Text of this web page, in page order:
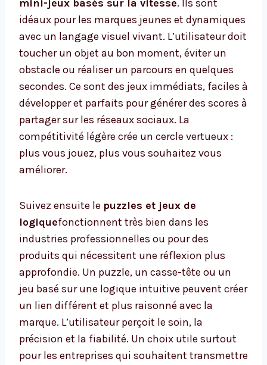
mini-jeux basés sur la vitesse. Ils sont
idéaux pour les marques jeunes et dynamiques
avec un langage visuel vivant. L’utilisateur doit
toucher un objet au bon moment, éviter un
obstacle ou réaliser un parcours en quelques
secondes. Ce sont des jeux immédiats, faciles à
développer et parfaits pour générer des scores à
partager sur les réseaux sociaux. La
compétitivité légère crée un cercle vertueux :
plus vous jouez, plus vous souhaitez vous
améliorer.
Suivez ensuite le puzzles et jeux de
logiquefonctionnent très bien dans les
industries professionnelles ou pour des
produits qui nécessitent une réflexion plus
approfondie. Un puzzle, un casse-tête ou un
jeu basé sur une logique intuitive peuvent créer
un lien différent et plus raisonné avec la
marque. L’utilisateur perçoit le soin, la
précision et la fiabilité. Un choix utile surtout
pour les entreprises qui souhaitent transmettre